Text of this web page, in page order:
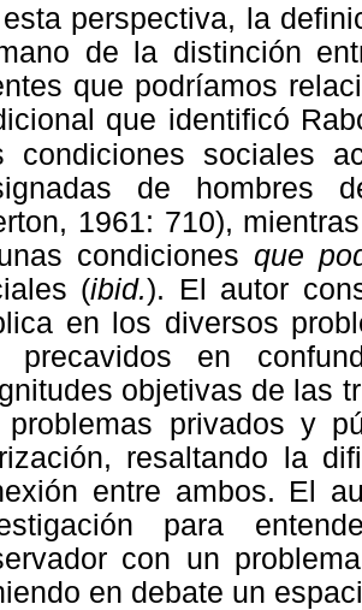
perspectiva, la
de la distinción
que podríamos
que identificó
condiciones
sociales
de hombres
1961: 710),
condiciones que
(ibid.). El autor
en los diversos
precavidos en
objetivas de las
problemas privados y
resaltando la
entre ambos. El
para
con un
en debate un